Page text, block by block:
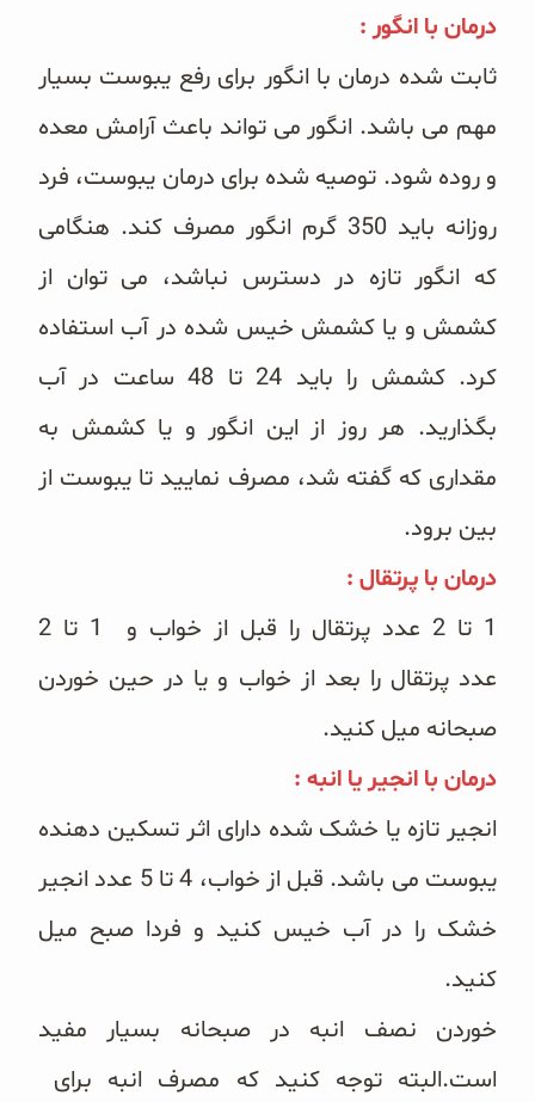
درمان با انگور :
ثابت شده درمان با انگور برای رفع یبوست بسیار
مهم می باشد. انگور می تواند باعث آرامش معده
و روده شود. توصیه شده برای درمان یبوست، فرد
روزانه باید 350 گرم انگور مصرف کند. هنگامی
که انگور تازه در دسترس نباشد، می توان از
کشمش و یا کشمش خیس شده در آب استفاده
کرد. کشمش را باید 24 تا 48 ساعت در آب
بگذارید. هر روز از این انگور و یا کشمش به
مقداری که گفته شد، مصرف نمایید تا یبوست از
بین برود.
درمان با پرتقال :
1 تا 2 عدد پرتقال را قبل از خواب و 1 تا 2
عدد پرتقال را بعد از خواب و یا در حین خوردن
صبحانه میل کنید.
درمان با انجیر یا انبه :
انجیر تازه یا خشک شده دارای اثر تسکین دهنده
یبوست می باشد. قبل از خواب، 4 تا 5 عدد انجیر
خشک را در آب خیس کنید و فردا صبح میل
کنید.
خوردن نصف انبه در صبحانه بسیار مفید
است.البته توجه کنید که مصرف انبه برای